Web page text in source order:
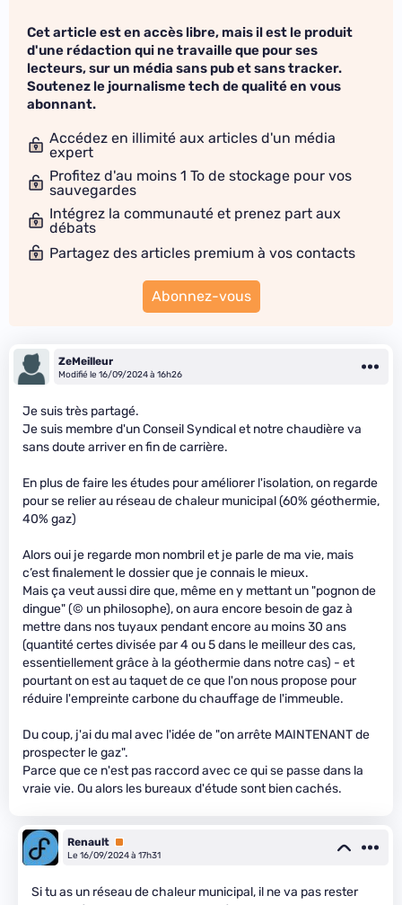
Cet article est en accès libre, mais il est le produit
d'une rédaction qui ne travaille que pour ses
lecteurs, sur un média sans pub et sans tracker.
Soutenez le journalisme tech de qualité en vous
abonnant.
Accédez en illimité aux articles d'un média
expert
Profitez d'au moins 1 To de stockage pour vos
sauvegardes
Intégrez la communauté et prenez part aux
débats
Partagez des articles premium à vos contacts
Abonnez-vous
ZeMeilleur
Modifié le 16/09/2024 à 16h26
Je suis très partagé.
Je suis membre d'un Conseil Syndical et notre chaudière va
sans doute arriver en fin de carrière.
En plus de faire les études pour améliorer l'isolation, on regarde
pour se relier au réseau de chaleur municipal (60% géothermie,
40% gaz)
Alors oui je regarde mon nombril et je parle de ma vie, mais
c’est finalement le dossier que je connais le mieux.
Mais ça veut aussi dire que, même en y mettant un "pognon de
dingue" (© un philosophe), on aura encore besoin de gaz à
mettre dans nos tuyaux pendant encore au moins 30 ans
(quantité certes divisée par 4 ou 5 dans le meilleur des cas,
essentiellement grâce à la géothermie dans notre cas) - et
pourtant on est au taquet de ce que l'on nous propose pour
réduire l'empreinte carbone du chauffage de l'immeuble.
Du coup, j'ai du mal avec l'idée de "on arrête MAINTENANT de
prospecter le gaz".
Parce que ce n'est pas raccord avec ce qui se passe dans la
vraie vie. Ou alors les bureaux d'étude sont bien cachés.
Renault Premium
Le 16/09/2024 à 17h31
Si tu as un réseau de chaleur municipal, il ne va pas rester